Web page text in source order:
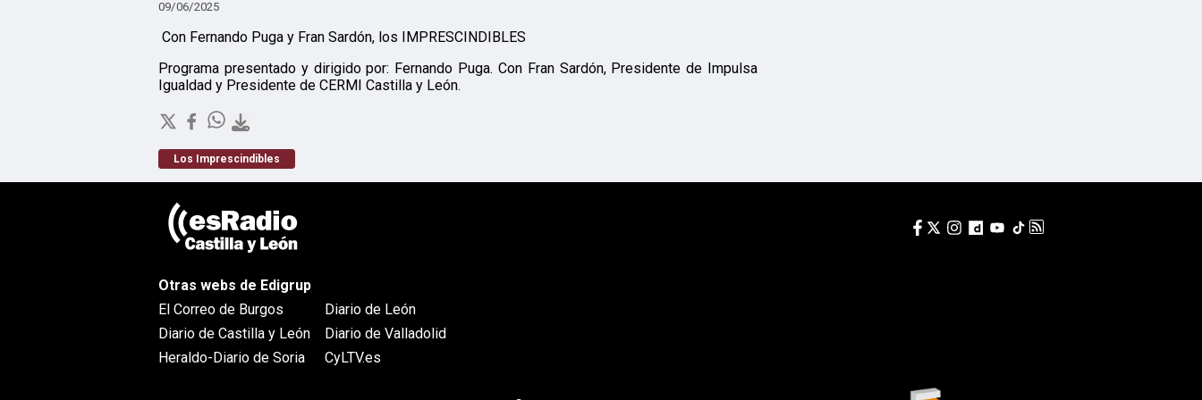
09/06/2025
Con Fernando Puga y Fran Sardón, los IMPRESCINDIBLES
Programa presentado y dirigido por: Fernando Puga. Con Fran Sardón, Presidente de Impulsa
Igualdad y Presidente de CERMI Castilla y León.
Los Imprescindibles
Otras webs de Edigrup
El Correo de Burgos
Diario de Castilla y León
Heraldo-Diario de Soria
Diario de León
Diario de Valladolid
CyLTV.es